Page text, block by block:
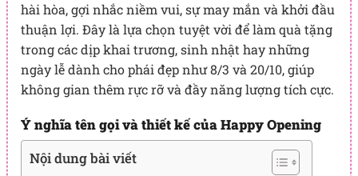
hài hòa, gợi nhắc niềm vui, sự may mắn và khởi đầu
thuận lợi. Đây là lựa chọn tuyệt vời để làm quà tặng
trong các dịp khai trương, sinh nhật hay những
ngày lễ dành cho phái đẹp như 8/3 và 20/10, giúp
không gian thêm rực rỡ và đầy năng lượng tích cực.
Ý nghĩa tên gọi và thiết kế của Happy Opening
Nội dung bài viết